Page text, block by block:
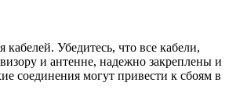
кабелей. Убедитесь, что все кабели,
и антенне, надежно закреплены и
соединения могут привести к сбоям в